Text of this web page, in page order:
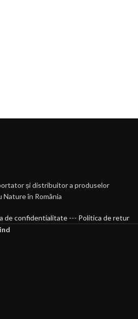
și distribuitor a produselor
în România
de confidentialitate --- Politica de retur